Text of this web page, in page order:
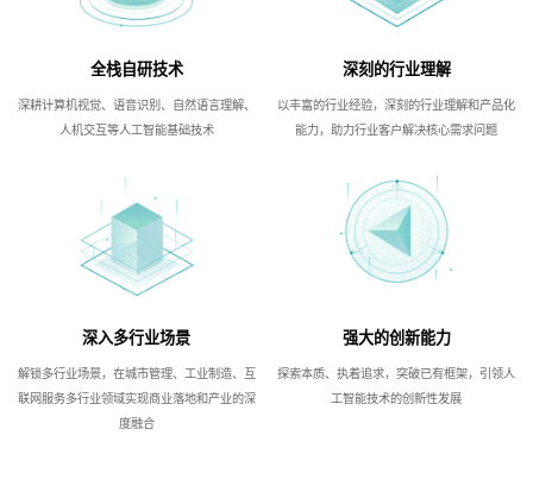
全栈自研技术
深耕计算机视觉、语音识别、自然语言理解、
人机交互等人工智能基础技术
深刻的行业理解
以丰富的行业经验，深刻的行业理解和产品化
能力，助力行业客户解决核心需求问题
深入多行业场景
解锁多行业场景，在城市管理、工业制造、互
联网服务多行业领域实现商业落地和产业的深
度融合
强大的创新能力
探索本质、执着追求，突破已有框架，引领人
工智能技术的创新性发展